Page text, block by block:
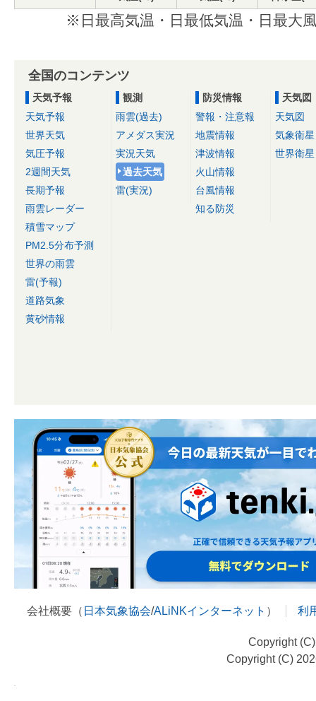
※日最高気温・日最低気温・日最大
全国のコンテンツ
天気予報
天気予報
世界天気
気圧予報
2週間天気
長期予報
雨雲レーダー
積雪マップ
PM2.5分布予測
世界の雨雲
雷(予報)
道路気象
黄砂情報
観測
雨雲(過去)
アメダス実況
実況天気
過去天気
雷(実況)
防災情報
警報・注意報
地震情報
津波情報
火山情報
台風情報
知る防災
天気図
天気図
気象衛星
世界衛星
会社概要（ 日本気象協会/ALiNKインターネット ） 利
Copyright
Copyright (C)